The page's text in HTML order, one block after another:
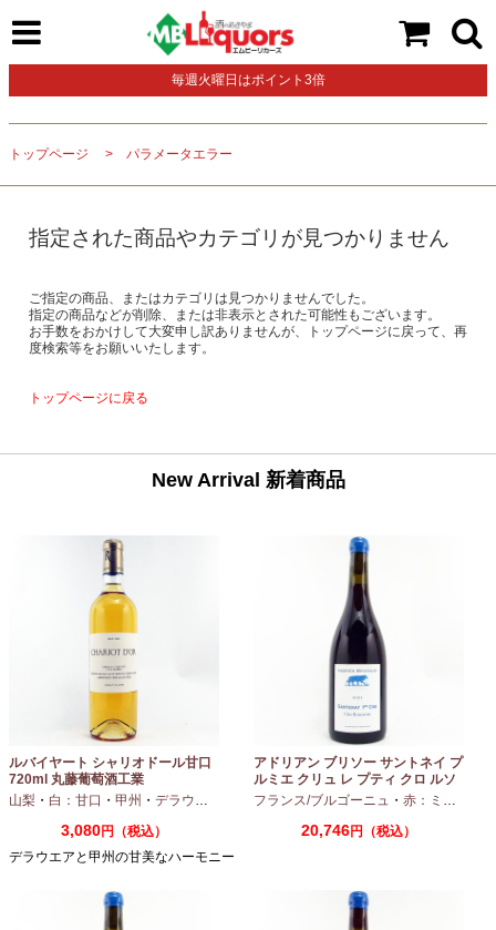
毎週火曜日はポイント3倍
トップページ パラメータエラー
指定された商品やカテゴリが見つかりません
ご指定の商品、またはカテゴリは見つかりませんでした。
指定の商品などが削除、または非表示とされた可能性もございます。
お手数をおかけして大変申し訳ありませんが、トップページに戻って、再
度検索等をお願いいたします。
トップページに戻る
New Arrival 新着商品
ルバイヤート シャリオドール甘口
720ml 丸藤葡萄酒工業
山梨 ・ 白：甘口 ・ 甲州 ・ デラウエア
3,080円（税込）
デラウエアと甲州の甘美なハーモニー
アドリアン ブリソー サントネイ プ
ルミエ クリュ レ プティ クロ ルソ
ー 2024 750ml
フランス/ブルゴーニュ ・ 赤：ミディアムボディ
20,746円（税込）